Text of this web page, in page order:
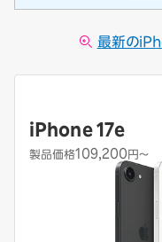
最新の
iPhone 17e
製品価格109,200 円〜